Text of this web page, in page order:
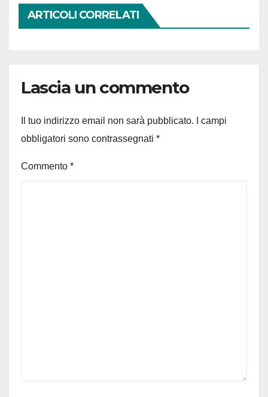
ARTICOLI CORRELATI
Lascia un commento
Il tuo indirizzo email non sarà pubblicato.
I campi
obbligatori sono contrassegnati *
Commento *